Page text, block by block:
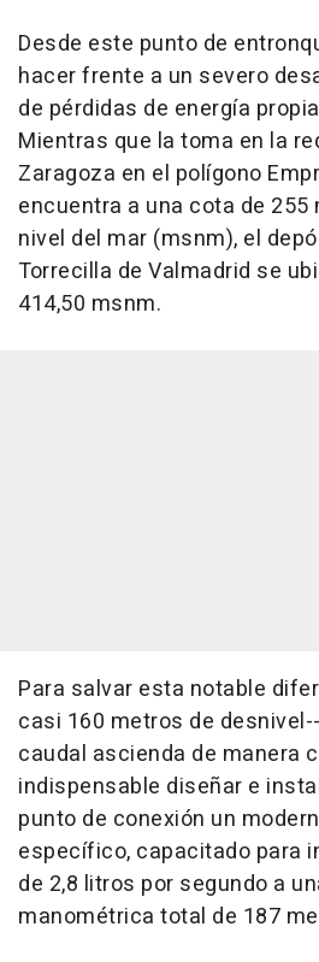
Desde este punto de
hacer frente a un severo
de pérdidas de energía
Mientras que la toma en la
Zaragoza en el polígono
encuentra a una cota de 255
nivel del mar (msnm), el
Torrecilla de Valmadrid se
414,50 msnm.
Para salvar esta notable
casi 160 metros de
caudal ascienda de manera
indispensable diseñar e
punto de conexión un
específico, capacitado para
de 2,8 litros por segundo a
manométrica total de 187